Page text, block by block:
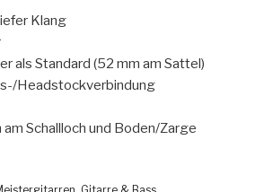
Klang
als Standard (52 mm am Sattel)
Headstockverbindung
Schallloch und Boden/Zarge